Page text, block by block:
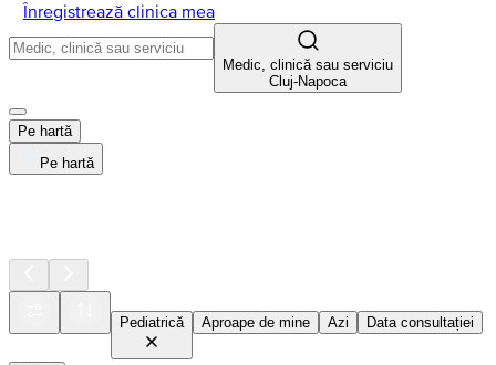
Înregistrează clinica mea
Medic, clinică sau serviciu
Cluj-Napoca
Pe hartă
Pe hartă
Pediatrică Aproape de mine Azi Data consultației